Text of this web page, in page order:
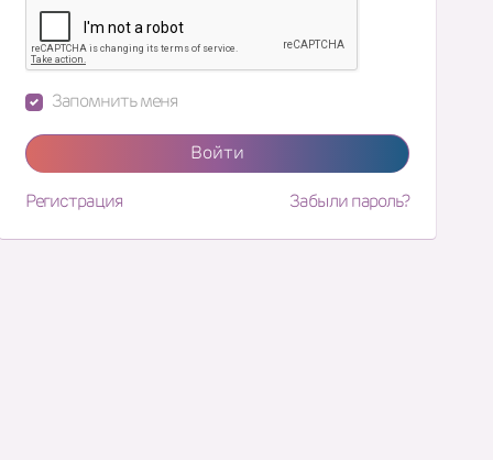
Запомнить меня
Войти
Регистрация Забыли пароль?